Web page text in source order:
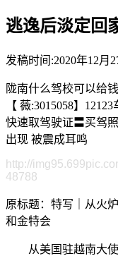
逃逸后淡定回
发稿时间:2020年12月
陇南什么驾校可以给
【 薇:3015058】
快速取驾驶证〓买驾
出现 被震成耳鸣
http://
48788
原标题：特写｜从火
和金特会
从美国驻越南大使